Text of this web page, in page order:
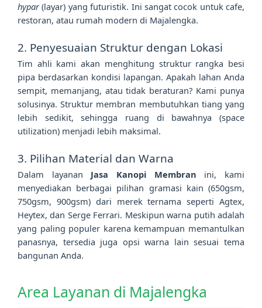
hypar(layar) yang futuristik. Ini sangat cocok untuk cafe,
restoran, atau rumah modern di Majalengka.
2. Penyesuaian Struktur dengan Lokasi
Tim ahli kami akan menghitung struktur rangka besi
pipa berdasarkan kondisi lapangan. Apakah lahan Anda
sempit, memanjang, atau tidak beraturan? Kami punya
solusinya. Struktur membran membutuhkan tiang yang
lebih sedikit, sehingga ruang di bawahnya (space
utilization) menjadi lebih maksimal.
3. Pilihan Material dan Warna
Dalam layanan Jasa Kanopi Membran ini, kami
menyediakan berbagai pilihan gramasi kain (650gsm,
750gsm, 900gsm) dari merek ternama seperti Agtex,
Heytex, dan Serge Ferrari. Meskipun warna putih adalah
yang paling populer karena kemampuan memantulkan
panasnya, tersedia juga opsi warna lain sesuai tema
bangunan Anda.
Area Layanan di Majalengka